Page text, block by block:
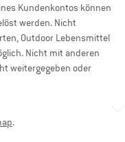
Kundenkontos können
werden. Nicht
Outdoor Lebensmittel
Nicht mit anderen
weitergegeben oder
.